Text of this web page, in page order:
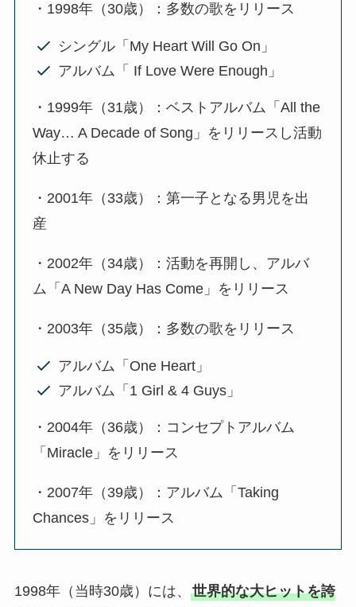
・1998年（30歳）：多数の歌をリリース
シングル「My Heart Will Go On」
アルバム「 If Love Were Enough」
・1999年（31歳）：ベストアルバム「All the
Way… A Decade of Song」をリリースし活動
休止する
・2001年（33歳）：第一子となる男児を出
産
・2002年（34歳）：活動を再開し、アルバ
ム「A New Day Has Come」をリリース
・2003年（35歳）：多数の歌をリリース
アルバム「One Heart」
アルバム「1 Girl & 4 Guys」
・2004年（36歳）：コンセプトアルバム
「Miracle」をリリース
・2007年（39歳）：アルバム「Taking
Chances」をリリース
1998年（当時30歳）には、 世界的な大ヒットを誇